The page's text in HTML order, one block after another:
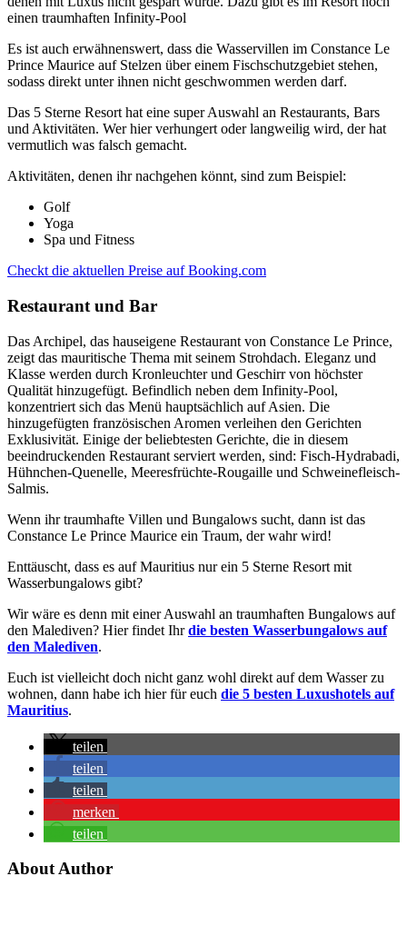
einen traumhaften Infinity-Pool
Es ist auch erwähnenswert, dass die Wasservillen im Constance Le
Prince Maurice auf Stelzen über einem Fischschutzgebiet stehen,
sodass direkt unter ihnen nicht geschwommen werden darf.
Das 5 Sterne Resort hat eine super Auswahl an Restaurants, Bars
und Aktivitäten. Wer hier verhungert oder langweilig wird, der hat
vermutlich was falsch gemacht.
Aktivitäten, denen ihr nachgehen könnt, sind zum Beispiel:
Golf
Yoga
Spa und Fitness
Checkt die aktuellen Preise auf Booking.com
Restaurant und Bar
Das Archipel, das hauseigene Restaurant von Constance Le Prince,
zeigt das mauritische Thema mit seinem Strohdach. Eleganz und
Klasse werden durch Kronleuchter und Geschirr von höchster
Qualität hinzugefügt. Befindlich neben dem Infinity-Pool,
konzentriert sich das Menü hauptsächlich auf Asien. Die
hinzugefügten französischen Aromen verleihen den Gerichten
Exklusivität. Einige der beliebtesten Gerichte, die in diesem
beeindruckenden Restaurant serviert werden, sind: Fisch-Hydrabadi,
Hühnchen-Quenelle, Meeresfrüchte-Rougaille und Schweinefleisch-
Salmis.
Wenn ihr traumhafte Villen und Bungalows sucht, dann ist das
Constance Le Prince Maurice ein Traum, der wahr wird!
Enttäuscht, dass es auf Mauritius nur ein 5 Sterne Resort mit
Wasserbungalows gibt?
Wir wäre es denn mit einer Auswahl an traumhaften Bungalows auf
den Malediven? Hier findet Ihrdie besten Wasserbungalows auf
den Malediven.
Euch ist vielleicht doch nicht ganz wohl direkt auf dem Wasser zu
wohnen, dann habe ich hier für euch die 5 besten Luxushotels auf
Mauritius.
teilen
teilen
teilen
merken
teilen
About Author